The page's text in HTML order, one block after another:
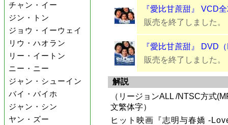
チャン・イー
ジン・トン
ジョウ・イーウェイ
リウ・ハオラン
リー・イートン
ニー・ニー
ジャン・シューイン
バイ・バイホ
ジャン・シン
ヤン・ズー
『愛比甘蔗甜』 VCD
販売を終了しました。
『愛比甘蔗甜』 DVD
販売を終了しました。
解説
（リージョンALL /NTSC方式
文繁体字）
ヒット映画『志明与春嬌 -